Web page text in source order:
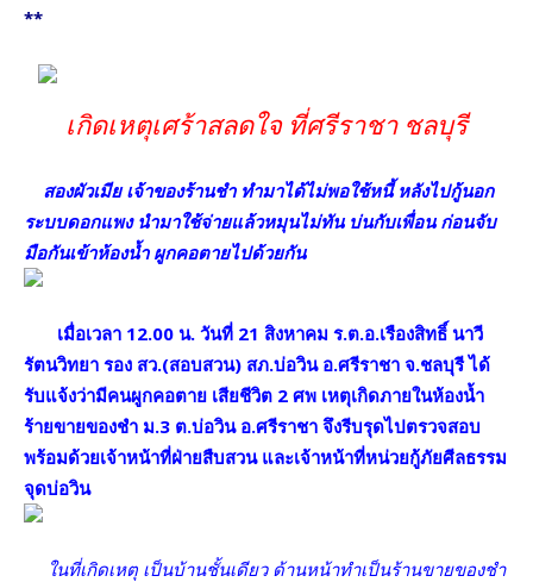
**
เกิดเหตุเศร้าสลดใจ ที่ศรีราชา ชลบุรี
สองผัวเมีย เจ้าของร้านชำ ทำมาได้ไม่พอใช้หนี้ หลังไปกู้นอก
ระบบดอกแพง นำมาใช้จ่ายแล้วหมุนไม่ทัน บ่นกับเพื่อน ก่อนจับ
มือกันเข้าห้องน้ำ ผูกคอตายไปด้วยกัน
เมื่อเวลา 12.00 น. วันที่ 21 สิงหาคม ร.ต.อ.เรืองสิทธิ์ นาวี
รัตนวิทยา รอง สว.(สอบสวน) สภ.บ่อวิน อ.ศรีราชา จ.ชลบุรี ได้
รับแจ้งว่ามีคนผูกคอตาย เสียชีวิต 2 ศพ เหตุเกิดภายในห้องน้ำ
ร้ายขายของชำ ม.3 ต.บ่อวิน อ.ศรีราชา จึงรีบรุดไปตรวจสอบ
พร้อมด้วยเจ้าหน้าที่ฝ่ายสืบสวน และเจ้าหน้าที่หน่วยกู้ภัยศีลธรรม
จุดบ่อวิน
ในที่เกิดเหตุ เป็นบ้านชั้นเดียว ด้านหน้าทำเป็นร้านขายของชำ